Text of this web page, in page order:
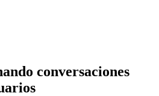
conversaciones